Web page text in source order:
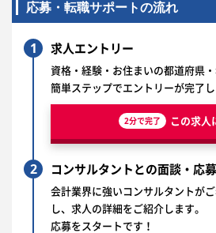
応募・転職サポートの流れ
1 求人エントリー
資格・経験・お住まいの都道府県
簡単ステップでエントリーが完了し
2分で完了 この求人
2 コンサルタントとの面談・応募
会計業界に強いコンサルタントが
し、求人の詳細をご紹介します。
応募をスタートです！